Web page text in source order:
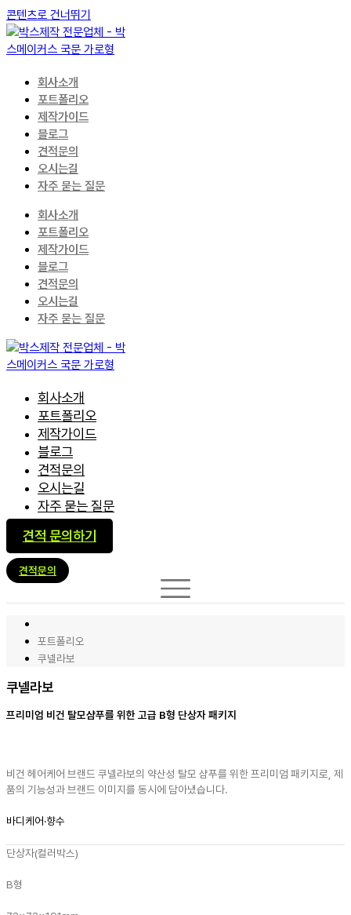
콘텐츠로 건너뛰기
회사소개
포트폴리오
제작가이드
블로그
견적문의
오시는길
자주 묻는 질문
회사소개
포트폴리오
제작가이드
블로그
견적문의
오시는길
자주 묻는 질문
회사소개
포트폴리오
제작가이드
블로그
견적문의
오시는길
자주 묻는 질문
견적 문의하기
견적문의
포트폴리오
쿠넬라보
쿠넬라보
프리미엄 비건 탈모샴푸를 위한 고급 B형 단상자 패키지
비건 헤어케어 브랜드 쿠넬라보의 약산성 탈모 샴푸를 위한 프리미엄 패키지로, 제
품의 기능성과 브랜드 이미지를 동시에 담아냈습니다.
바디케어·향수
단상자(컬러박스)
B형